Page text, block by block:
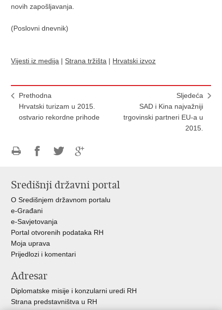
novih zapošljavanja.
(Poslovni dnevnik)
Vijesti iz medija | Strana tržišta | Hrvatski izvoz
Prethodna
Hrvatski turizam u 2015.
ostvario rekordne prihode
Sljedeća
SAD i Kina najvažniji
trgovinski partneri EU-a u
2015.
FacebookuTwitteruGoogle
Središnji državni portal
O Središnjem državnom portalu
e-Građani
e-Savjetovanja
Portal otvorenih podataka RH
Moja uprava
Prijedlozi i komentari
Adresar
Diplomatske misije i konzularni uredi RH
Strana predstavništva u RH